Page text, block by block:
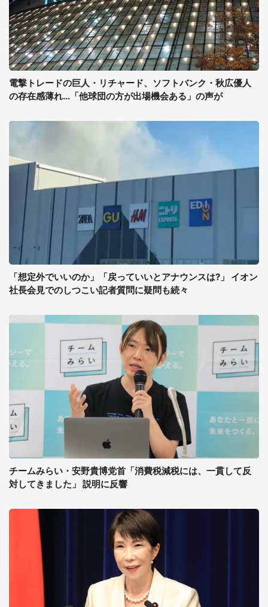
電撃トレードの巨人・リチャード、ソフトバンク・秋広優人
の存在感薄れ...「他球団の方が出場機会ある」の声が
「想定外でいいのか」「戻っていいとアナウンスは?」 イオン
社長会見でのしつこい記者質問に疑問も続々
チームみらい・安野貴博党首「消費税減税には、一貫して反
対してきました」 説明に反響